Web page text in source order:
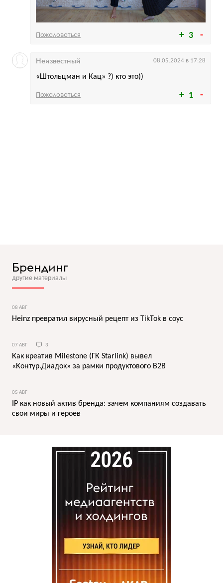
3
Пожаловаться
1
«Штольцман и Кац» ?) кто это))
Неизвестный 08.05.2024 в 17:28
Пожаловаться
Брендинг
другие материалы
08 АВГ
Heinz превратил вирусный рецепт из TikTok в соус
07 АВГ 3
Как креатив Milestone (ГК Starlink) вывел
«Контур.Диадок» за рамки продуктового B2B
05 АВГ
IP как новый актив бренда: зачем компаниям создавать
свои миры и героев